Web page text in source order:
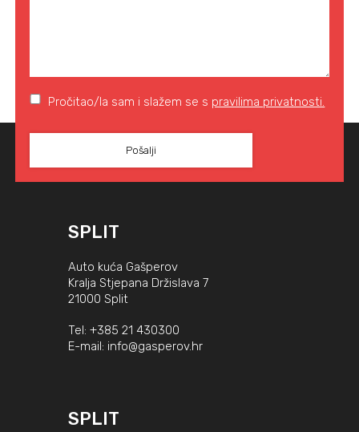
Pročitao/la sam i slažem se s pravilima privatnosti.
SPLIT
Auto kuća Gašperov
Kralja Stjepana Držislava 7
21000 Split
Tel: +385 21 430300
E-mail: info@gasperov.hr
SPLIT